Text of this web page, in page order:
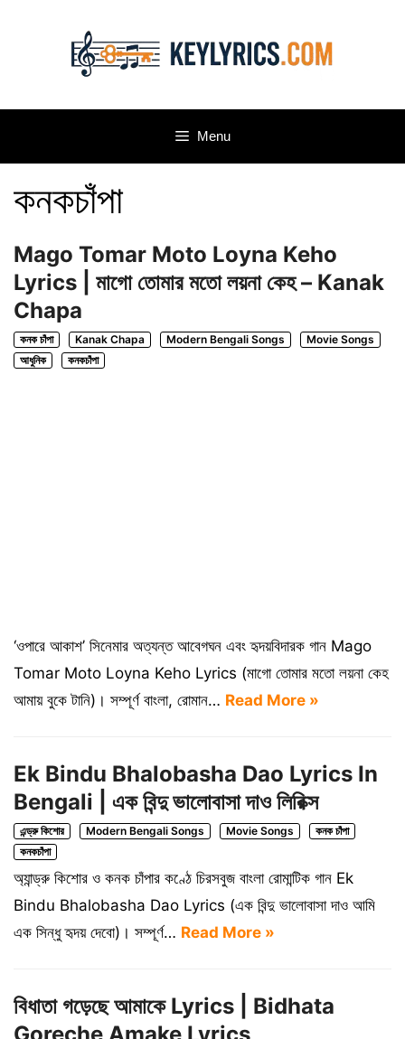
Menu
কনকচাঁপা
Mago Tomar Moto Loyna Keho
Lyrics | মাগো তোমার মতো লয়না কেহ – Kanak
Chapa
কনক চাঁপা Kanak Chapa Modern Bengali Songs
Movie Songs
আধুনিক
কনকচাঁপা
‘ওপারে আকাশ’ সিনেমার অত্যন্ত আবেগঘন এবং হৃদয়বিদারক গান Mago
Tomar Moto Loyna Keho Lyrics (মাগো তোমার মতো লয়না কেহ
আমায় বুকে টানি)। সম্পূর্ণ বাংলা, রোমান… Read More »
Ek Bindu Bhalobasha Dao Lyrics In
Bengali | এক বিন্দু ভালোবাসা দাও লিরিক্স
এন্ড্রু কিশোর Modern Bengali Songs Movie Songs
কনক চাঁপা
কনকচাঁপা
অ্যান্ড্রু কিশোর ও কনক চাঁপার কণ্ঠে চিরসবুজ বাংলা রোমান্টিক গান Ek
Bindu Bhalobasha Dao Lyrics (এক বিন্দু ভালোবাসা দাও আমি
এক সিন্ধু হৃদয় দেবো)। সম্পূর্ণ… Read More »
বিধাতা গড়েছে আমাকে Lyrics | Bidhata